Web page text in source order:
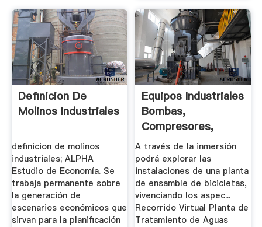
Definicion De
Molinos Industriales
definicion de molinos
industriales; ALPHA
Estudio de Economía. Se
trabaja permanente sobre
la generación de
escenarios económicos que
sirvan para la planificación
Equipos Industriales
Bombas,
Compresores,
Molinos ...
A través de la inmersión
podrá explorar las
instalaciones de una planta
de ensamble de bicicletas,
vivenciando los aspec...
Recorrido Virtual Planta de
Tratamiento de Aguas